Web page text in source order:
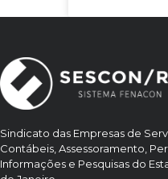
Sindicato das Empresas de
Contábeis, Assessoramento,
Informações e Pesquisas do